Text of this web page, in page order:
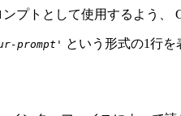
ンプトとして使用するよう、
prompt ' という形式の1行を